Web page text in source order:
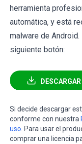
herramienta
automática, y está
malware de
siguiente botón:
Si decide descargar
conforme con nuestra
uso. Para usar el
comprar una licencia